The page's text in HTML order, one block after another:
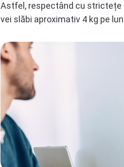
Astfel, respectând cu strictețe
vei slăbi aproximativ 4 kg pe